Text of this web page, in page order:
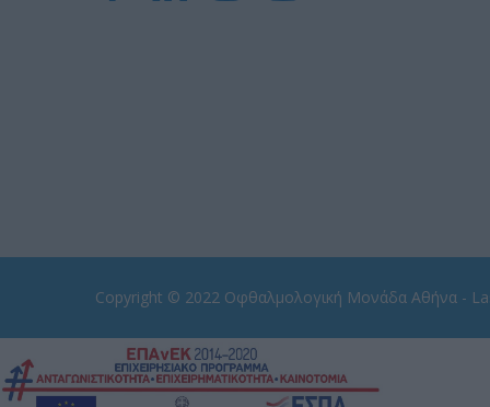
Copyright © 2022 Οφθαλμολογική Μονάδα Αθήνα -